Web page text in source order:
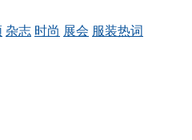
杂志 时尚 展会 服装热词